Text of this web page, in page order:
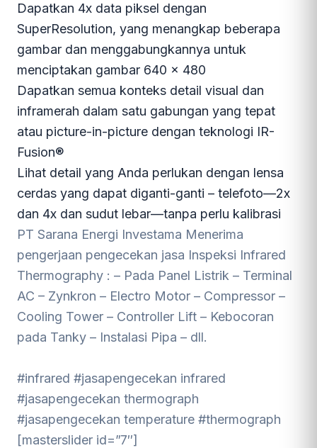
Dapatkan 4x data piksel dengan
SuperResolution, yang menangkap beberapa
gambar dan menggabungkannya untuk
menciptakan gambar 640 x 480
Dapatkan semua konteks detail visual dan
inframerah dalam satu gabungan yang tepat
atau picture-in-picture dengan teknologi IR-
Fusion®
Lihat detail yang Anda perlukan dengan lensa
cerdas yang dapat diganti-ganti – telefoto—2x
dan 4x dan sudut lebar—tanpa perlu kalibrasi
PT Sarana Energi Investama Menerima
pengerjaan pengecekan jasa Inspeksi Infrared
Thermography : – Pada Panel Listrik – Terminal
AC – Zynkron – Electro Motor – Compressor –
Cooling Tower – Controller Lift – Kebocoran
pada Tanky – Instalasi Pipa – dll.
#infrared #jasapengecekan infrared
#jasapengecekan thermograph
#jasapengecekan temperature #thermograph
[masterslider id=”7″]